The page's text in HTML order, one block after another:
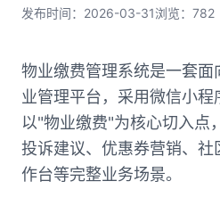
发布时间：2026-03-31浏览：782
物业缴费管理系统是一套
业管理平台，采用微信小程
以"物业缴费"为核心切入点
投诉建议、优惠券营销、
作台等完整业务场景。